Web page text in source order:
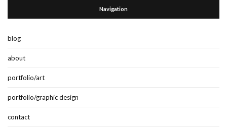
Navigation
blog
about
portfolio/art
portfolio/graphic design
contact